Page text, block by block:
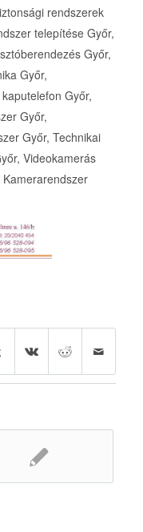
rendszerek
telepítése Győr,
Győr,
Győr,
Győr,
Győr,
Győr, Technikai
Videokamerás